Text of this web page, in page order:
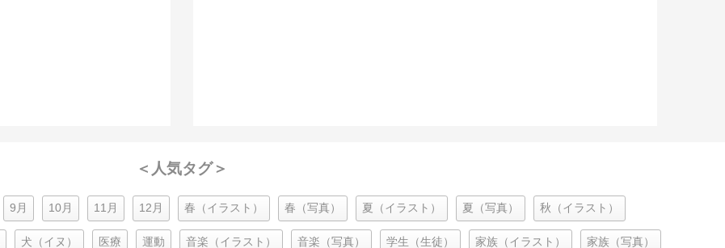
＜人気タグ＞
9月 10月 11月 12月 春（イラスト） 春（写真） 夏（イラスト） 夏（写真） 秋（イラスト）
犬（イヌ） 医療 運動 音楽（イラスト） 音楽（写真） 学生（生徒） 家族（イラスト） 家族（写真）